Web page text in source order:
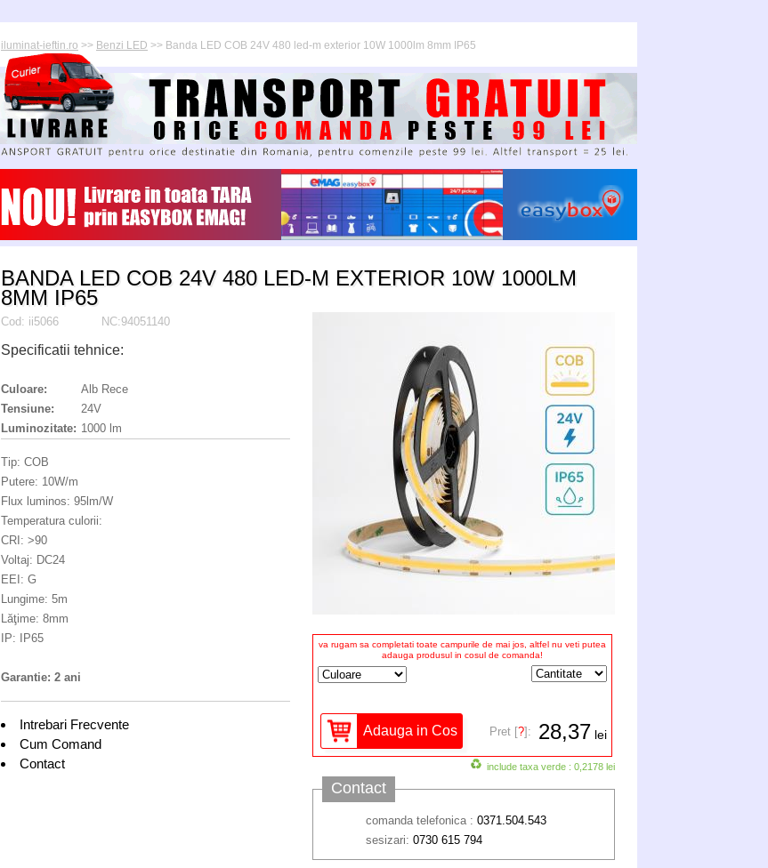
iluminat-ieftin.ro >> Benzi LED >> Banda LED COB 24V 480 led-m exterior 10W 1000lm 8mm IP65
BANDA LED COB 24V 480 LED-M EXTERIOR 10W 1000LM
8MM IP65
Cod: ii5066 NC:94051140
Specificatii tehnice:
Culoare:
Alb Rece
Tensiune:
24V
Luminozitate: 1000 lm
Tip: COB
Putere: 10W/m
Flux luminos: 95lm/W
Temperatura culorii:
CRI: >90
Voltaj: DC24
EEI: G
Lungime: 5m
Lăţime: 8mm
IP: IP65
Garantie: 2 ani
Intrebari Frecvente
Cum Comand
Contact
va rugam sa completati toate campurile de mai jos, altfel nu veti putea
adauga produsul in cosul de comanda!
Pret [?]: 28,37 lei
include taxa verde : 0,2178 lei
Contact
comanda telefonica : 0371.504.543
sesizari: 0730 615 794